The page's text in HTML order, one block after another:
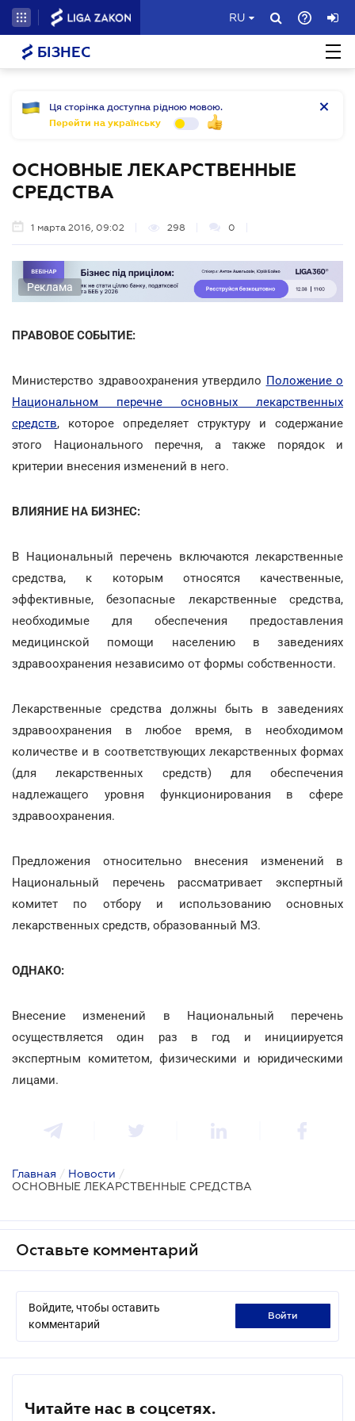
RU
БІЗНЕС
Ця сторінка доступна рідною мовою.
Перейти на українську
ОСНОВНЫЕ ЛЕКАРСТВЕННЫЕ
СРЕДСТВА
1 марта 2016, 09:02 298 0
Реклама
ПРАВОВОЕ СОБЫТИЕ:
Министерство здравоохранения утвердило Положение о
Национальном перечне основных лекарственных
средств, которое определяет структуру и содержание
этого Национального перечня, а также порядок и
критерии внесения изменений в него.
ВЛИЯНИЕ НА БИЗНЕС:
В Национальный перечень включаются лекарственные
средства, к которым относятся качественные,
эффективные, безопасные лекарственные средства,
необходимые для обеспечения предоставления
медицинской помощи населению в заведениях
здравоохранения независимо от формы собственности.
Лекарственные средства должны быть в заведениях
здравоохранения в любое время, в необходимом
количестве и в соответствующих лекарственных формах
(для лекарственных средств) для обеспечения
надлежащего уровня функционирования в сфере
здравоохранения.
Предложения относительно внесения изменений в
Национальный перечень рассматривает экспертный
комитет по отбору и использованию основных
лекарственных средств, образованный МЗ.
ОДНАКО:
Внесение изменений в Национальный перечень
осуществляется один раз в год и инициируется
экспертным комитетом, физическими и юридическими
лицами.
Главная / Новости /
ОСНОВНЫЕ ЛЕКАРСТВЕННЫЕ СРЕДСТВА
Оставьте комментарий
Войдите, чтобы оставить
комментарий
войти
Читайте нас в соцсетях.